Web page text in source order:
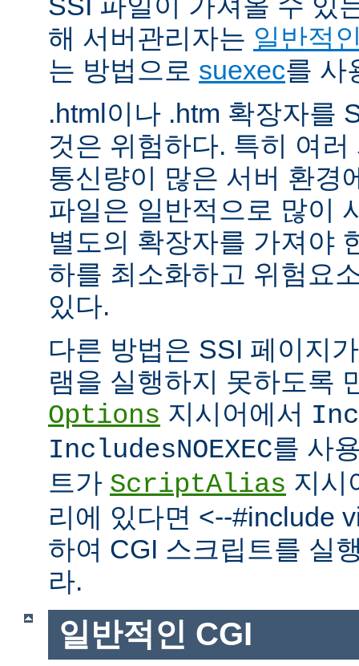
해 서버관리자는 일반적
는 방법으로 suexec를 사
.html이나 .htm 확장자를
것은 위험하다. 특히 여
통신량이 많은 서버 환경
파일은 일반적으로 많이
별도의 확장자를 가져야
하를 최소화하고 위험요
있다.
다른 방법은 SSI 페이지
램을 실행하지 못하도록
Options 지시어에서
IncludesNOEXEC를 사
트가 ScriptAlias 지시
리에 있다면 <--#include
하여 CGI 스크립트를 실
라.
일반적인 CGI